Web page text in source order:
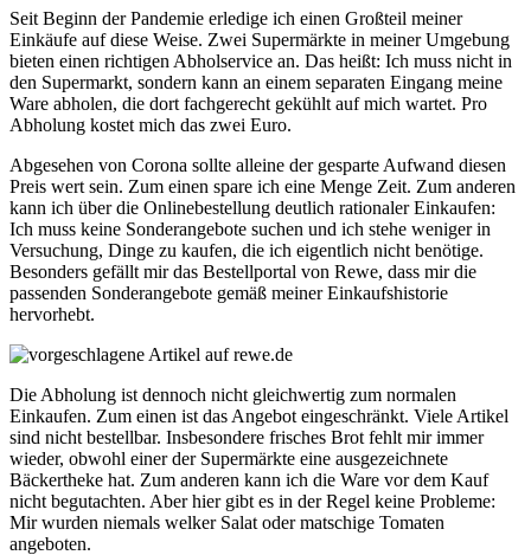
Seit Beginn der Pandemie erledige ich einen Großteil meiner
Einkäufe auf diese Weise. Zwei Supermärkte in meiner Umgebung
bieten einen richtigen Abholservice an. Das heißt: Ich muss nicht in
den Supermarkt, sondern kann an einem separaten Eingang meine
Ware abholen, die dort fachgerecht gekühlt auf mich wartet. Pro
Abholung kostet mich das zwei Euro.
Abgesehen von Corona sollte alleine der gesparte Aufwand diesen
Preis wert sein. Zum einen spare ich eine Menge Zeit. Zum anderen
kann ich über die Onlinebestellung deutlich rationaler Einkaufen:
Ich muss keine Sonderangebote suchen und ich stehe weniger in
Versuchung, Dinge zu kaufen, die ich eigentlich nicht benötige.
Besonders gefällt mir das Bestellportal von Rewe, dass mir die
passenden Sonderangebote gemäß meiner Einkaufshistorie
hervorhebt.
Die Abholung ist dennoch nicht gleichwertig zum normalen
Einkaufen. Zum einen ist das Angebot eingeschränkt. Viele Artikel
sind nicht bestellbar. Insbesondere frisches Brot fehlt mir immer
wieder, obwohl einer der Supermärkte eine ausgezeichnete
Bäckertheke hat. Zum anderen kann ich die Ware vor dem Kauf
nicht begutachten. Aber hier gibt es in der Regel keine Probleme:
Mir wurden niemals welker Salat oder matschige Tomaten
angeboten.